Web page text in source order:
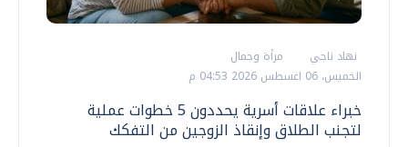
نهاد ناجي
مرأة وجمال
الخميس، 06 اغسطس 2026 04:53 م
خبراء علاقات أسرية يحددون 5 خطوات عملية
لتجنب الطلاق وإنقاذ الزوجين من التفكك